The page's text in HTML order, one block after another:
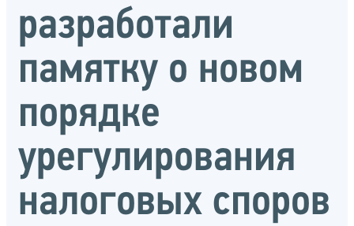
разработали
памятку о новом
порядке
урегулирования
налоговых споров